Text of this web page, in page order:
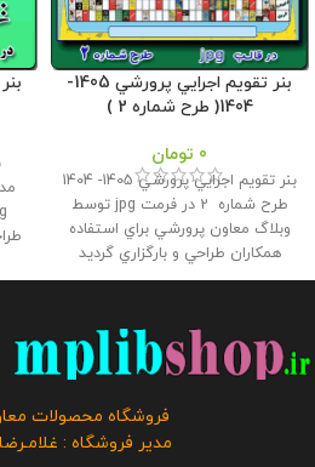
بنر تقويم اجرايي پرورشي 1405-
1404( طرح شماره 2 )
0 تومان
بنر تقويم اجرايي پرورشي 1405- 1404
طرح شماره 2 در فرمت jpg توسط
وبلاگ معاون پرورشي براي استفاده
همكاران طراحي و بارگزاري گرديد
حجم فايل : 16.3 مگابايت
این
پرورشی می باشد و در صورت
مشاهده مشابه آن در سایت های
دیگر بدون اجازه ما در حال استفاده
فروشگاه محصولات
مدیر فروشگاه :